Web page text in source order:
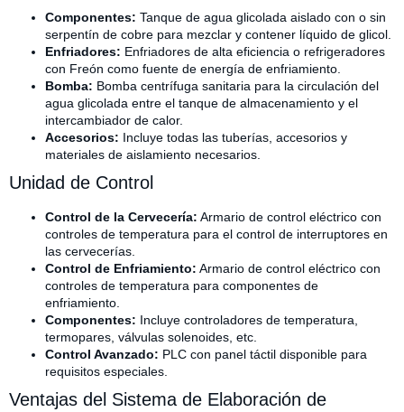
Componentes: Tanque de agua glicolada aislado con o sin
serpentín de cobre para mezclar y contener líquido de glicol.
Enfriadores: Enfriadores de alta eficiencia o refrigeradores
con Freón como fuente de energía de enfriamiento.
Bomba: Bomba centrífuga sanitaria para la circulación del
agua glicolada entre el tanque de almacenamiento y el
intercambiador de calor.
Accesorios: Incluye todas las tuberías, accesorios y
materiales de aislamiento necesarios.
Unidad de Control
Control de la Cervecería: Armario de control eléctrico con
controles de temperatura para el control de interruptores en
las cervecerías.
Control de Enfriamiento: Armario de control eléctrico con
controles de temperatura para componentes de
enfriamiento.
Componentes: Incluye controladores de temperatura,
termopares, válvulas solenoides, etc.
Control Avanzado: PLC con panel táctil disponible para
requisitos especiales.
Ventajas del Sistema de Elaboración de